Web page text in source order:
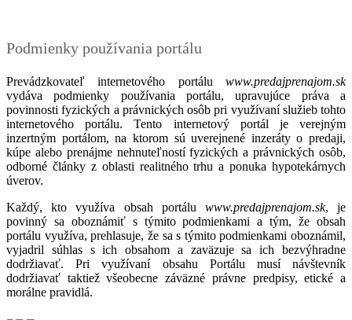
Podmienky používania portálu
Prevádzkovateľ internetového portálu www.predajprenajom.sk
vydáva podmienky používania portálu, upravujúce práva a
povinnosti fyzických a právnických osôb pri využívaní služieb tohto
internetového portálu. Tento internetový portál je verejným
inzertným portálom, na ktorom sú uverejnené inzeráty o predaji,
kúpe alebo prenájme nehnuteľností fyzických a právnických osôb,
odborné články z oblasti realitného trhu a ponuka hypotekárnych
úverov.
Každý, kto využíva obsah portálu www.predajprenajom.sk, je
povinný sa oboznámiť s týmito podmienkami a tým, že obsah
portálu využíva, prehlasuje, že sa s týmito podmienkami oboznámil,
vyjadril súhlas s ich obsahom a zaväzuje sa ich bezvýhradne
dodržiavať. Pri využívaní obsahu Portálu musí návštevník
dodržiavať taktiež všeobecne záväzné právne predpisy, etické a
morálne pravidlá.